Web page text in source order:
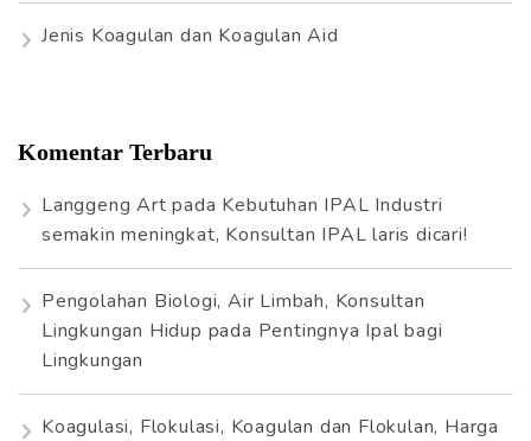
Jenis Koagulan dan Koagulan Aid
Komentar Terbaru
Langgeng Art pada Kebutuhan IPAL Industri
semakin meningkat, Konsultan IPAL laris dicari!
Pengolahan Biologi, Air Limbah, Konsultan
Lingkungan Hidup pada Pentingnya Ipal bagi
Lingkungan
Koagulasi, Flokulasi, Koagulan dan Flokulan, Harga